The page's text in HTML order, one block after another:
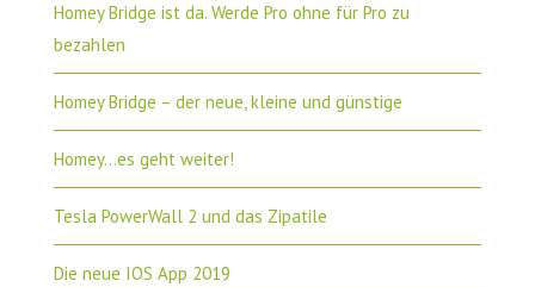
Homey Bridge ist da. Werde Pro ohne für Pro zu
bezahlen
Homey Bridge – der neue, kleine und günstige
Homey…es geht weiter!
Tesla PowerWall 2 und das Zipatile
Die neue IOS App 2019